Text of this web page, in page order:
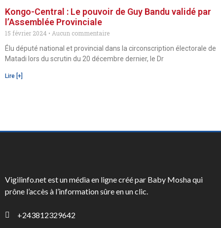
Kongo-Central : Le pouvoir de Guy Bandu validé par
l’Assemblée Provinciale
15 février 2024
Aucun commentaire
Élu député national et provincial dans la circonscription électorale de
Matadi lors du scrutin du 20 décembre dernier, le Dr
Lire [+]
Vigilinfo.net est un média en ligne créé par Baby Mosha qui
prône l’accès à l’information sûre en un clic.
+243812329642